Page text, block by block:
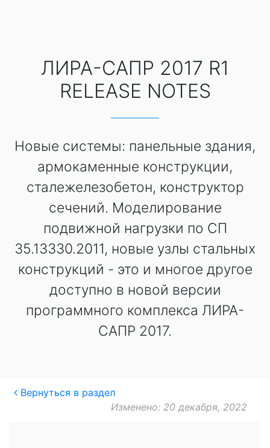
ЛИРА-САПР 2017 R1
RELEASE NOTES
Новые системы: панельные здания,
армокаменные конструкции,
сталежелезобетон, конструктор
сечений. Моделирование
подвижной нагрузки по СП
35.13330.2011, новые узлы стальных
конструкций - это и многое другое
доступно в новой версии
программного комплекса ЛИРА-
САПР 2017.
Вернуться в раздел
Изменено: 20 декабря, 2022